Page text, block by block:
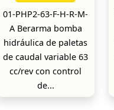
01-PHP2-63-F-H-R-M-
A Berarma bomba
hidráulica de paletas
de caudal variable 63
cc/rev con control
de...